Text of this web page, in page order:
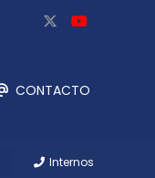
CONTACTO
Internos